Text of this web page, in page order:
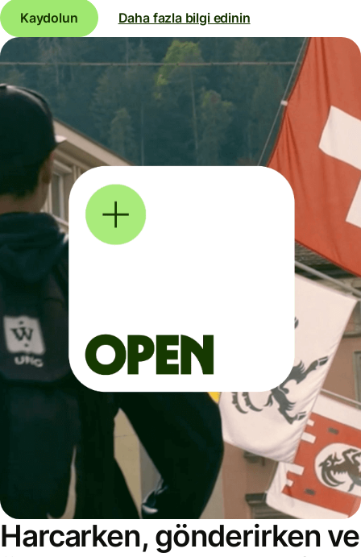
Kaydolun Daha fazla bilgi edinin
Harcarken, gönderirken ve